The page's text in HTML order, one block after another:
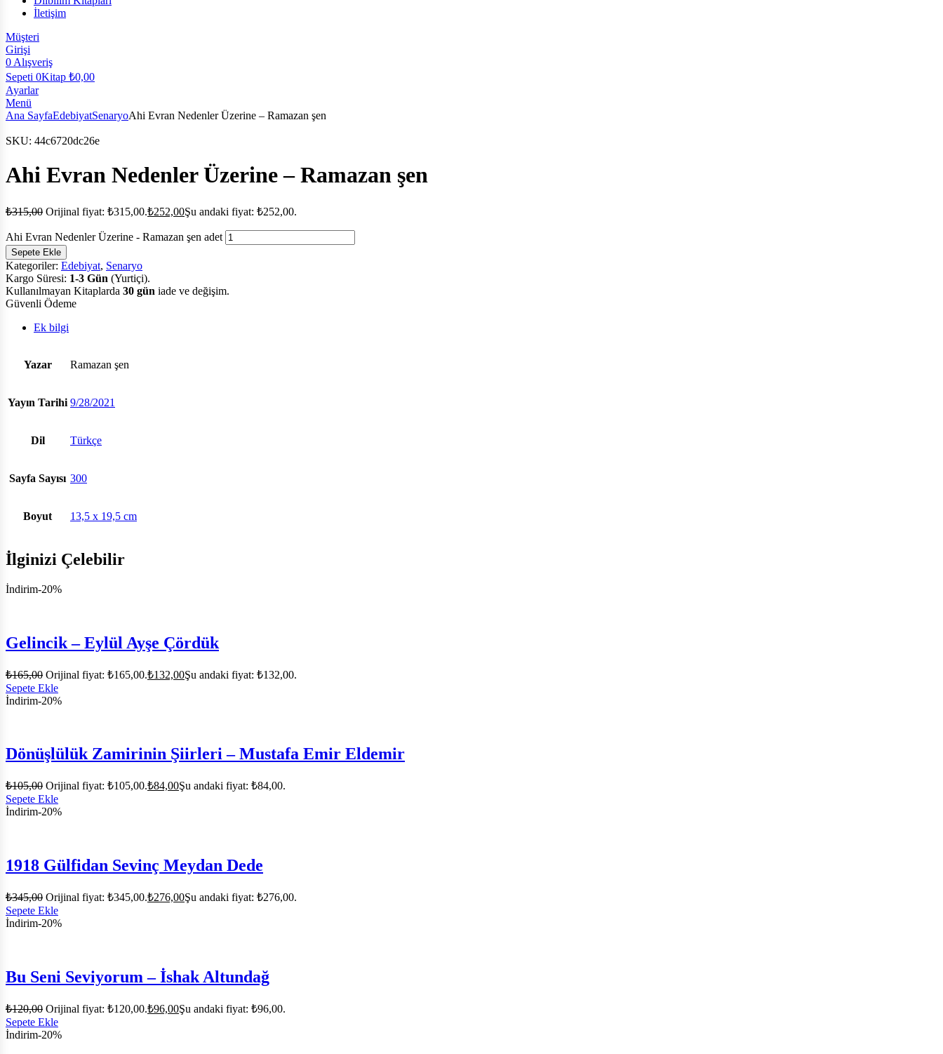
İletişim
Müşteri
Girişi
0 Alışveriş
Sepeti 0Kitap ₺0,00
Ayarlar
Menü
Ana SayfaEdebiyatSenaryoAhi Evran Nedenler Üzerine – Ramazan şen
SKU: 44c6720dc26e
Ahi Evran Nedenler Üzerine – Ramazan şen
₺315,00 Orijinal fiyat: ₺315,00.₺252,00Şu andaki fiyat: ₺252,00.
Ahi Evran Nedenler Üzerine - Ramazan şen adet
Sepete Ekle
Kategoriler: Edebiyat, Senaryo
Kargo Süresi: 1-3 Gün (Yurtiçi).
Kullanılmayan Kitaplarda 30 gün iade ve değişim.
Güvenli Ödeme
Ek bilgi
Yazar Ramazan şen
Yayın Tarihi 9/28/2021
Dil Türkçe
Sayfa Sayısı 300
Boyut 13,5 x 19,5 cm
İlginizi Çelebilir
İndirim-20%
Gelincik – Eylül Ayşe Çördük
₺165,00 Orijinal fiyat: ₺165,00.₺132,00Şu andaki fiyat: ₺132,00.
Sepete Ekle
İndirim-20%
Dönüşlülük Zamirinin Şiirleri – Mustafa Emir Eldemir
₺105,00 Orijinal fiyat: ₺105,00.₺84,00Şu andaki fiyat: ₺84,00.
Sepete Ekle
İndirim-20%
1918 Gülfidan Sevinç Meydan Dede
₺345,00 Orijinal fiyat: ₺345,00.₺276,00Şu andaki fiyat: ₺276,00.
Sepete Ekle
İndirim-20%
Bu Seni Seviyorum – İshak Altundağ
₺120,00 Orijinal fiyat: ₺120,00.₺96,00Şu andaki fiyat: ₺96,00.
Sepete Ekle
İndirim-20%